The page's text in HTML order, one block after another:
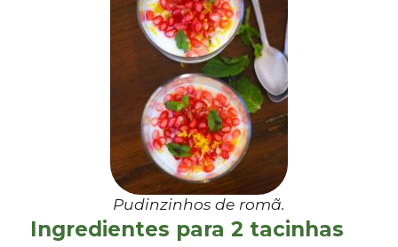
Pudinzinhos de romã.
Ingredientes para 2 tacinhas